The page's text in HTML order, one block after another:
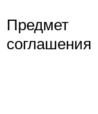
Предмет
соглашения